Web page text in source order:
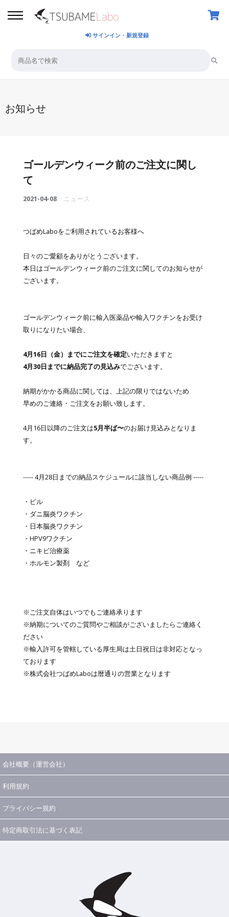
サインイン・新規登録
お知らせ
ゴールデンウィーク前のご注文に関し
て
2021-04-08 ニュース
つばめLaboをご利用されているお客様へ
日々のご愛顧をありがとうございます。
本日はゴールデンウィーク前のご注文に関してのお知らせが
ございます。
ゴールデンウィーク前に輸入医薬品や輸入ワクチンをお受け
取りになりたい場合、
4月16日（金）までにご注文を確定いただきますと
4月30日までに納品完了の見込みでございます。
納期がかかる商品に関しては、上記の限りではないため
早めのご連絡・ご注文をお願い致します。
4月16日以降のご注文は5月半ば〜のお届け見込みとなりま
す。
----- 4月28日までの納品スケジュールに該当しない商品例 -----
・ピル
・ダニ脳炎ワクチン
・日本脳炎ワクチン
・HPV9ワクチン
・ニキビ治療薬
・ホルモン製剤 など
※ご注文自体はいつでもご連絡承ります
※納期についてのご質問やご相談がございましたらご連絡く
ださい
※輸入許可を管轄している厚生局は土日祝日は非対応となっ
ております
※株式会社つばめLaboは暦通りの営業となります
会社概要（運営会社）
利用規約
プライバシー規約
特定商取引法に基づく表記